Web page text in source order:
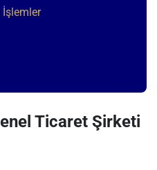
İşlemler
Ticaret Şirketi